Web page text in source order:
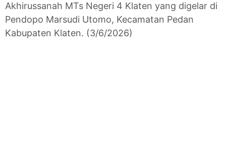
Akhirussanah MTs Negeri 4 Klaten yang digelar di
Pendopo Marsudi Utomo, Kecamatan Pedan
Kabupaten Klaten. (3/6/2026)